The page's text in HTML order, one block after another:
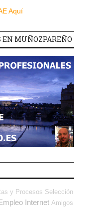
Aquí
MUÑOZPAREÑO
y Procesos Selección
Internet Amigos